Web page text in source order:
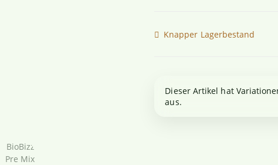
Knapper Lagerbestand
x
Dieser Artikel hat
aus.